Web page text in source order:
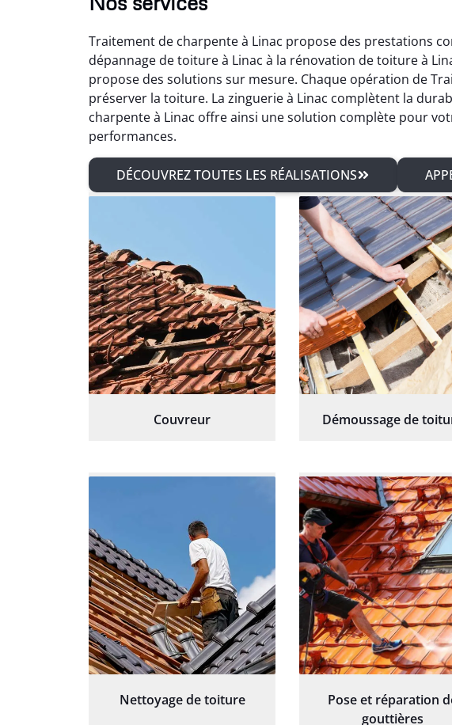
Traitement de charpente à Linac propose des prestations
dépannage de toiture à Linac à la rénovation de toiture à
propose des solutions sur mesure. Chaque opération de
préserver la toiture. La zinguerie à Linac complètent la
charpente à Linac offre ainsi une solution complète pour
performances.
DÉCOUVREZ TOUTES LES RÉALISATIONS
Couvreur Démoussage de
Nettoyage de toiture
Pose et réparation
gouttières
Adrien Rolland
04 mars 2026
Très satisfait du
de charpente et des
de zinguerie. Travail
avec un excellent rendu
final.